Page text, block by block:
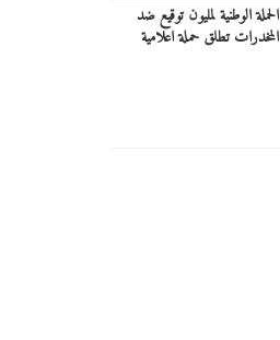
الحملة الوطنية لمليون توقيع ضد
المخدرات تطلق حملة اعلامية